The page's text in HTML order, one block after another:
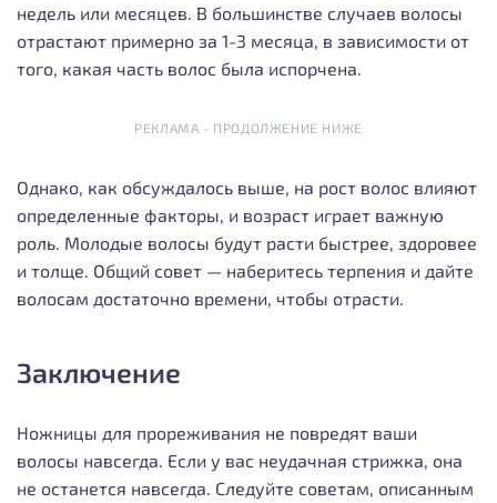
недель или месяцев. В большинстве случаев волосы
отрастают примерно за 1-3 месяца, в зависимости от
того, какая часть волос была испорчена.
РЕКЛАМА - ПРОДОЛЖЕНИЕ НИЖЕ
Однако, как обсуждалось выше, на рост волос влияют
определенные факторы, и возраст играет важную
роль. Молодые волосы будут расти быстрее, здоровее
и толще. Общий совет — наберитесь терпения и дайте
волосам достаточно времени, чтобы отрасти.
Заключение
Ножницы для прореживания не повредят ваши
волосы навсегда. Если у вас неудачная стрижка, она
не останется навсегда. Следуйте советам, описанным